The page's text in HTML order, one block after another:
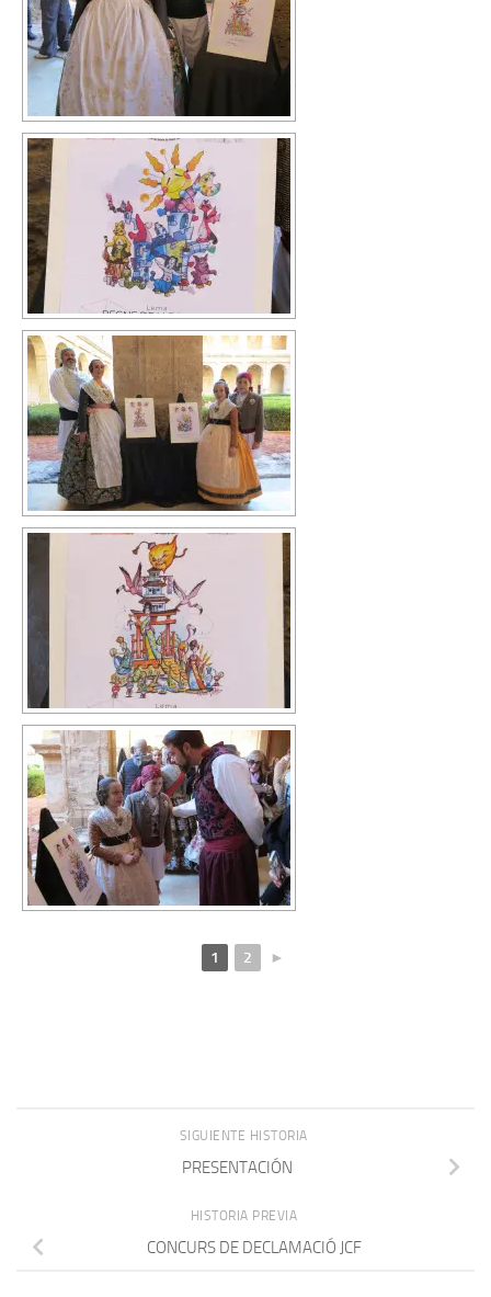
1 2 ►
SIGUIENTE HISTORIA
PRESENTACIÓN
HISTORIA PREVIA
CONCURS DE DECLAMACIÓ JCF